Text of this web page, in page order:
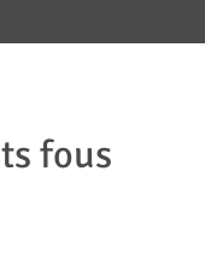
fous